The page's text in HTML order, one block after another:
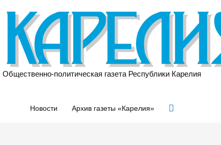
Общественно-политическая газета Республики Карелия
Новости Архив газеты «Карелия» Поиск